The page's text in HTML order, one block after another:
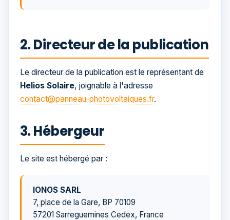
2. Directeur de la publication
Le directeur de la publication est le représentant de
Helios Solaire, joignable à l'adresse
contact@panneau-photovoltaiques.fr.
3. Hébergeur
Le site est hébergé par :
IONOS SARL
7, place de la Gare, BP 70109
57201 Sarreguemines Cedex, France